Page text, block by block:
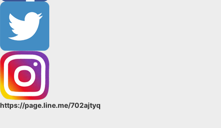
https://page.line.me/702ajtyq